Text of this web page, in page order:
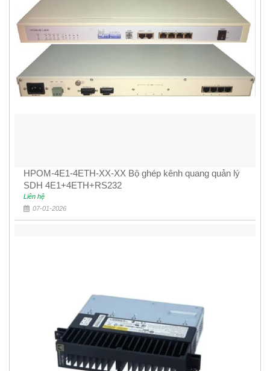
HPOM-4E1-4ETH-XX-XX Bộ ghép kênh quang quản lý
SDH 4E1+4ETH+RS232
Liên hệ
07-01-2026